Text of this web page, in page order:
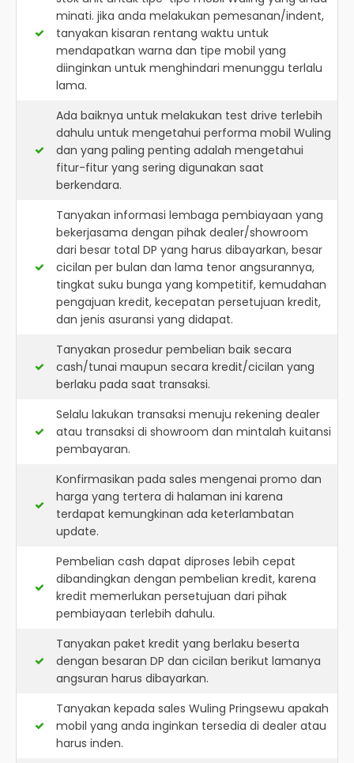
minati. jika anda melakukan pemesanan/indent,
tanyakan kisaran rentang waktu untuk
mendapatkan warna dan tipe mobil yang
diinginkan untuk menghindari menunggu terlalu
lama.
Ada baiknya untuk melakukan test drive terlebih
dahulu untuk mengetahui performa mobil Wuling
dan yang paling penting adalah mengetahui
fitur-fitur yang sering digunakan saat
berkendara.
Tanyakan informasi lembaga pembiayaan yang
bekerjasama dengan pihak dealer/showroom
dari besar total DP yang harus dibayarkan, besar
cicilan per bulan dan lama tenor angsurannya,
tingkat suku bunga yang kompetitif, kemudahan
pengajuan kredit, kecepatan persetujuan kredit,
dan jenis asuransi yang didapat.
Tanyakan prosedur pembelian baik secara
cash/tunai maupun secara kredit/cicilan yang
berlaku pada saat transaksi.
Selalu lakukan transaksi menuju rekening dealer
atau transaksi di showroom dan mintalah kuitansi
pembayaran.
Konfirmasikan pada sales mengenai promo dan
harga yang tertera di halaman ini karena
terdapat kemungkinan ada keterlambatan
update.
Pembelian cash dapat diproses lebih cepat
dibandingkan dengan pembelian kredit, karena
kredit memerlukan persetujuan dari pihak
pembiayaan terlebih dahulu.
Tanyakan paket kredit yang berlaku beserta
dengan besaran DP dan cicilan berikut lamanya
angsuran harus dibayarkan.
Tanyakan kepada sales Wuling Pringsewu apakah
mobil yang anda inginkan tersedia di dealer atau
harus inden.